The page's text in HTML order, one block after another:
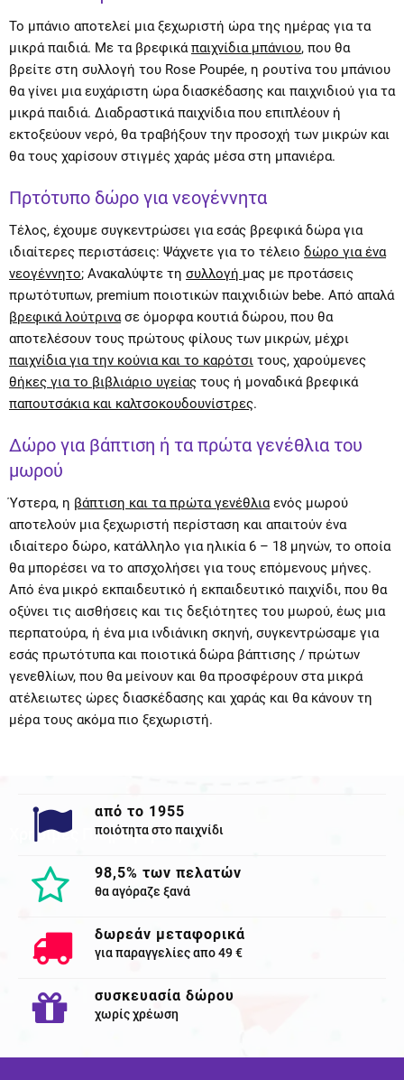
To μπάνιο αποτελεί μια ξεχωριστή ώρα της ημέρας για τα
μικρά παιδιά. Με τα βρεφικάπαιχνίδια μπάνιου, που θα
βρείτε στη συλλογή του Rose Poupée, η ρουτίνα του μπάνιου
θα γίνει μια ευχάριστη ώρα διασκέδασης και παιχνιδιού για τα
μικρά παιδιά. Διαδραστικά παιχνίδια που επιπλέουν ή
εκτοξεύουν νερό, θα τραβήξουν την προσοχή των μικρών και
θα τους χαρίσουν στιγμές χαράς μέσα στη μπανιέρα.
Πρτότυπο δώρο για νεογέννητα
Τέλος, έχουμε συγκεντρώσει για εσάς βρεφικά δώρα για
ιδιαίτερες περιστάσεις: Ψάχνετε για το τέλειο δώρο για ένα
νεογέννητο; Ανακαλύψτε τη συλλογή μας με προτάσεις
πρωτότυπων, premium ποιοτικών παιχνιδιών bebe. Από απαλά
βρεφικά λούτρινασε όμορφα κουτιά δώρου, που θα
αποτελέσουν τους πρώτους φίλους των μικρών, μέχρι
παιχνίδια για την κούνια και το καρότσι τους, χαρούμενες
θήκες για το βιβλιάριο υγείας τους ή μοναδικά βρεφικά
παπουτσάκια και καλτσοκουδουνίστρες.
Δώρο για βάπτιση ή τα πρώτα γενέθλια του
μωρού
Ύστερα, η βάπτιση και τα πρώτα γενέθλιαενός μωρού
αποτελούν μια ξεχωριστή περίσταση και απαιτούν ένα
ιδιαίτερο δώρο, κατάλληλο για ηλικία 6 – 18 μηνών, το οποία
θα μπορέσει να το απσχολήσει για τους επόμενους μήνες.
Από ένα μικρό εκπαιδευτικό ή εκπαιδευτικό παιχνίδι, που θα
οξύνει τις αισθήσεις και τις δεξιότητες του μωρού, έως μια
περπατούρα, ή ένα μια ινδιάνικη σκηνή, συγκεντρώσαμε για
εσάς πρωτότυπα και ποιοτικά δώρα βάπτισης / πρώτων
γενεθλίων, που θα μείνουν και θα προσφέρουν στα μικρά
ατέλειωτες ώρες διασκέδασης και χαράς και θα κάνουν τη
μέρα τους ακόμα πιο ξεχωριστή.
Χρησιμες Πληροφορίες
από το 1955
ποιότητα στο παιχνίδι
98,5% των πελατών
θα αγόραζε ξανά
δωρεάν μεταφορικά
για παραγγελίες απο 49 €
συσκευασία δώρου
χωρίς χρέωση